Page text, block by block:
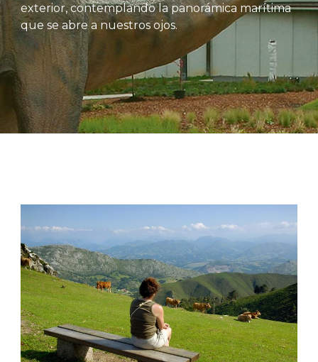
exterior, contemplando la panorámica marítima
que se abre a nuestros ojos.